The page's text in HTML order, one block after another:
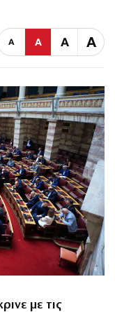
Α Α Α Α
με τις